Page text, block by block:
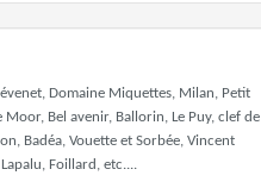
Domaine Miquettes, Milan, Petit
Bel avenir, Ballorin, Le Puy, clef de
Badéa, Vouette et Sorbée, Vincent
Foillard, etc....